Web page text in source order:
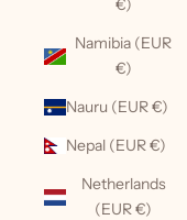
€)
Namibia (EUR
€)
Nauru (EUR €)
Nepal (EUR €)
Netherlands
(EUR €)